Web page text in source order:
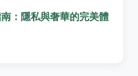
：隱私與奢華的完美體